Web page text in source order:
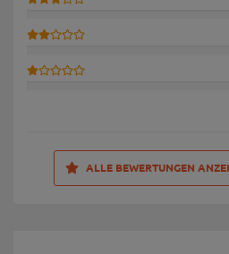
ALLE BEWERTUNGEN